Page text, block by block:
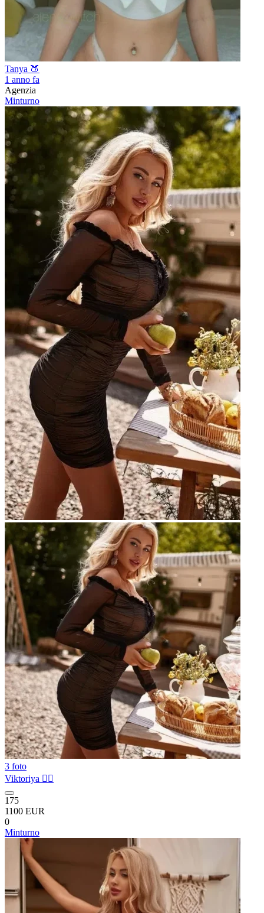
Tanya 🍑
1 anno fa
Agenzia
Minturno
3 foto
Viktoriya ❤️‍🔥
175
1100 EUR
0
Minturno